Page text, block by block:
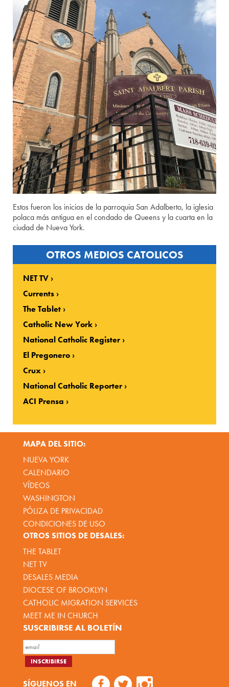
Estos fueron los inicios de la parroquia San Adalberto, la iglesia
polaca más antigua en el condado de Queens y la cuarta en la
ciudad de Nueva York.
OTROS MEDIOS CATOLICOS
NET TV
Currents
The Tablet
Catholic New York
National Catholic Register
El Pregonero
Crux
National Catholic Reporter
ACI Prensa
MAPA DEL SITIO:
NUEVA YORK
CALENDARIO
VÍDEOS
WASHINGTON
PÓLIZA DE PRIVACIDAD
CONDICIONES DE USO
OTROS SITIOS DE DESALES:
THE TABLET
NET TV
DESALES MEDIA
DIOCESE OF BROOKLYN
CATHOLIC MIGRATION SERVICES
MEET ME IN CHURCH
SUSCRIBIRSE AL BOLETÍN
SÍGUENOS EN